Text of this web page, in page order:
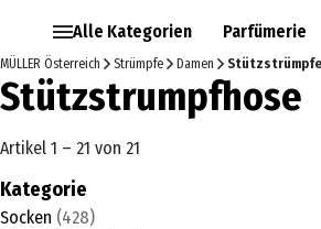
Alle Kategorien Parfümerie
MÜLLER Österreich Strümpfe Damen
Stützstrumpfhose
Artikel 1 – 21 von 21
Kategorie
Socken (428)